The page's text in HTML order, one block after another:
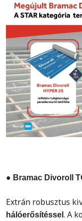
● Bramac Divoroll
Extrán robusztus
hálóerősítéssel . A